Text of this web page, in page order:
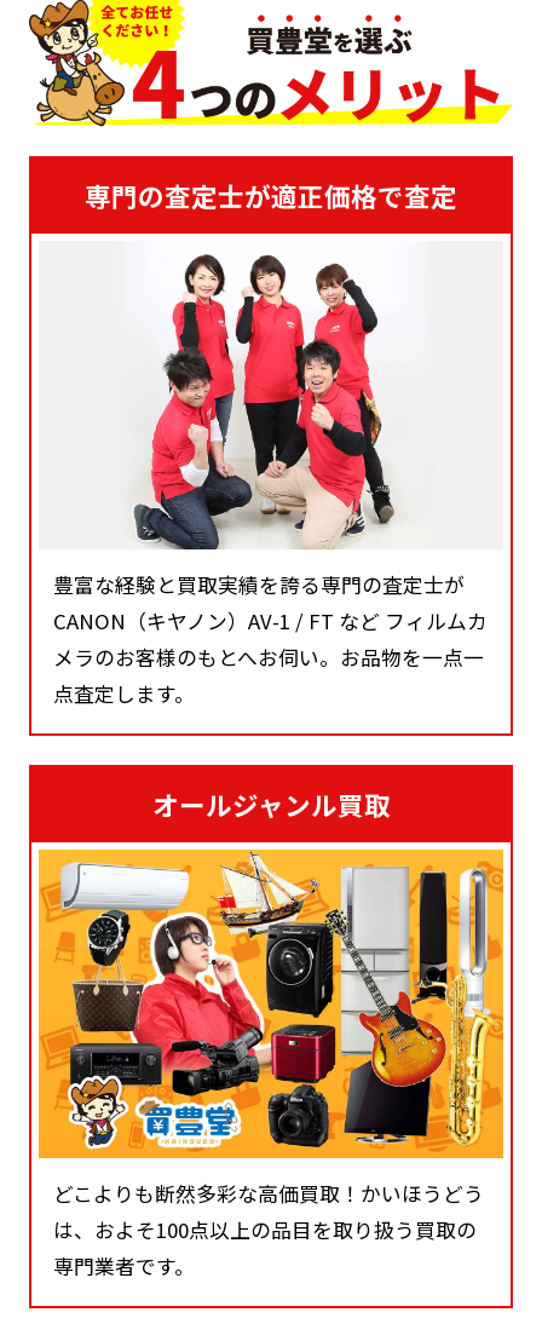
専門の査定士が適正価格で査定
豊富な経験と買取実績を誇る専門の査定士が
CANON（キヤノン）AV-1 / FT など フィルムカ
メラのお客様のもとへお伺い。お品物を一点一
点査定します。
オールジャンル買取
どこよりも断然多彩な高価買取！かいほうどう
は、およそ100点以上の品目を取り扱う買取の
専門業者です。